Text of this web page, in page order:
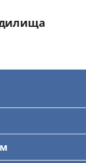
нагрузку на
болонок Brain,
до 7 метров. Такие
погоде.
место лова.